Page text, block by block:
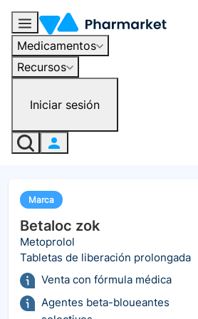
Medicamentos
Recursos
Iniciar sesión
Marca
Betaloc zok
Metoprolol
Tabletas de liberación prolongada
Venta con fórmula médica
Agentes beta-bloueantes